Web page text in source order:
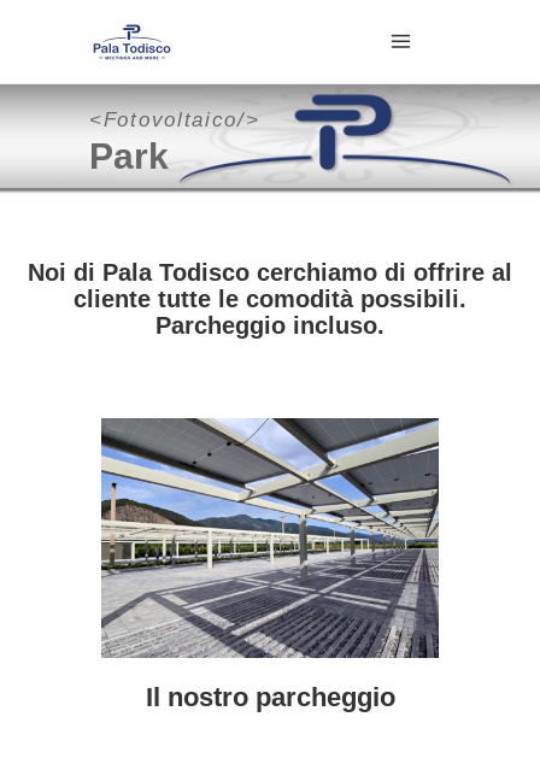
<Fotovoltaico/>
Park
Noi di Pala Todisco cerchiamo di offrire al
cliente tutte le comodità possibili.
Parcheggio incluso.
Il nostro parcheggio